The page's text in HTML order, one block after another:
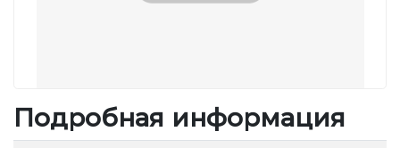
Подробная информация